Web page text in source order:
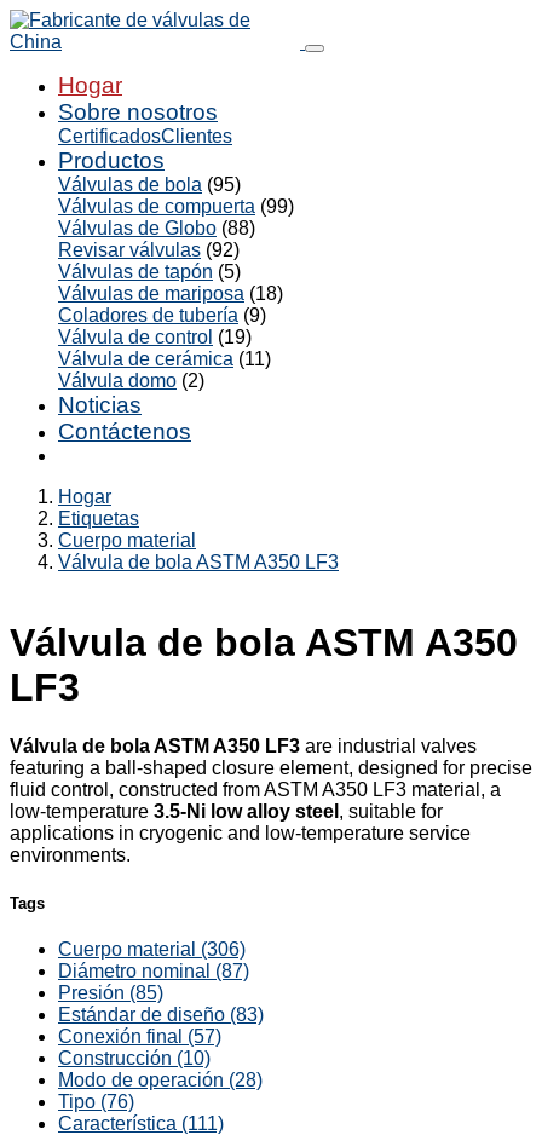
Hogar
Sobre nosotros
CertificadosClientes
Productos
Válvulas de bola (95)
Válvulas de compuerta (99)
Válvulas de Globo (88)
Revisar válvulas (92)
Válvulas de tapón (5)
Válvulas de mariposa (18)
Coladores de tubería (9)
Válvula de control (19)
Válvula de cerámica (11)
Válvula domo (2)
Noticias
Contáctenos
Hogar
Etiquetas
Cuerpo material
Válvula de bola ASTM A350 LF3
Válvula de bola ASTM A350
LF3
Válvula de bola ASTM A350 LF3 are industrial valves
featuring a ball-shaped closure element, designed for precise
fluid control, constructed from ASTM A350 LF3 material, a
low-temperature 3.5-Ni low alloy steel , suitable for
applications in cryogenic and low-temperature service
environments.
Tags
Cuerpo material (306)
Diámetro nominal (87)
Presión (85)
Estándar de diseño (83)
Conexión final (57)
Construcción (10)
Modo de operación (28)
Tipo (76)
Característica (111)